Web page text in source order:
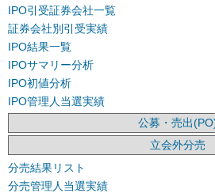
IPO引受証券会社一覧
証券会社別引受実績
IPO結果一覧
IPOサマリー分析
IPO初値分析
IPO管理人当選実績
公募・売出
立会外分売
分売結果リスト
分売管理人当選実績